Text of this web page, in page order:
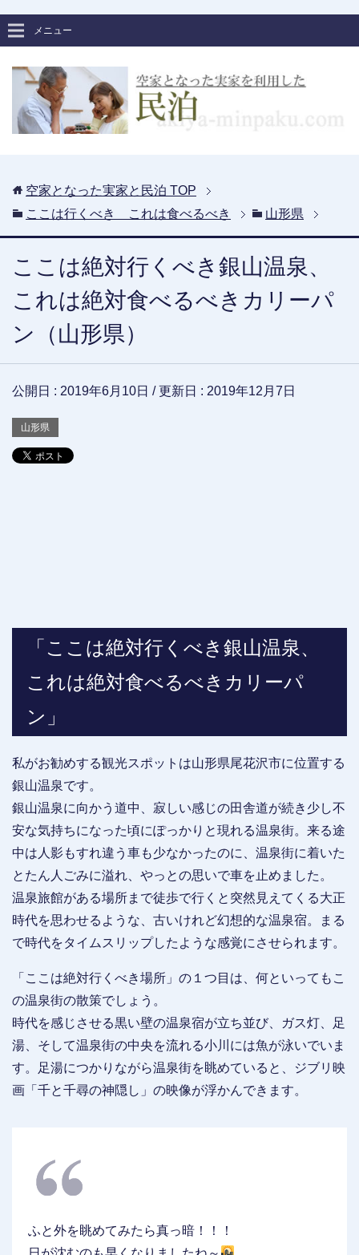
メニュー
空家となった実家と民泊 TOP
ここは行くべき これは食べるべき
山形県
ここは絶対行くべき銀山温泉、
これは絶対食べるべきカリーパ
ン（山形県）
公開日 : 2019年6月10日 / 更新日 : 2019年12月7日
山形県
「ここは絶対行くべき銀山温泉、
これは絶対食べるべきカリーパ
ン」
私がお勧めする観光スポットは山形県尾花沢市に位置する
銀山温泉です。
銀山温泉に向かう道中、寂しい感じの田舎道が続き少し不
安な気持ちになった頃にぽっかりと現れる温泉街。来る途
中は人影もすれ違う車も少なかったのに、温泉街に着いた
とたん人ごみに溢れ、やっとの思いで車を止めました。
温泉旅館がある場所まで徒歩で行くと突然見えてくる大正
時代を思わせるような、古いけれど幻想的な温泉宿。まる
で時代をタイムスリップしたような感覚にさせられます。
「ここは絶対行くべき場所」の１つ目は、何といってもこ
の温泉街の散策でしょう。
時代を感じさせる黒い壁の温泉宿が立ち並び、ガス灯、足
湯、そして温泉街の中央を流れる小川には魚が泳いでいま
す。足湯につかりながら温泉街を眺めていると、ジブリ映
画「千と千尋の神隠し」の映像が浮かんできます。
ふと外を眺めてみたら真っ暗！！！